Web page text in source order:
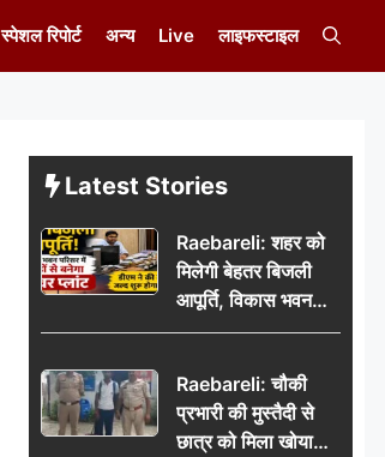
स्पेशल रिपोर्ट अन्य Live लाइफस्टाइल
Latest Stories
Raebareli: शहर को
मिलेगी बेहतर बिजली
आपूर्ति, विकास भवन
परिसर में करोड़ों से
Raebareli: चौकी
प्रभारी की मुस्तैदी से
छात्र को मिला खोया